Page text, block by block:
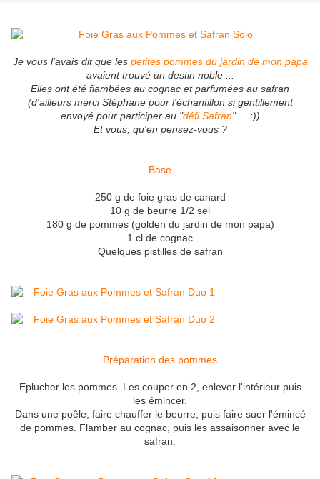
Je vous l'avais dit que les petites pommes du jardin de mon papa
avaient trouvé un destin noble ...
Elles ont été flambées au cognac et parfumées au safran
(d'ailleurs merci Stéphane pour l'échantillon si gentillement
envoyé pour participer au "défi Safran" ... :))
Et vous, qu'en pensez-vous ?
Base
250 g de foie gras de canard
10 g de beurre 1/2 sel
180 g de pommes (golden du jardin de mon papa)
1 cl de cognac
Quelques pistilles de safran
Préparation des pommes
Eplucher les pommes. Les couper en 2, enlever l'intérieur puis
les émincer.
Dans une poêle, faire chauffer le beurre, puis faire suer l'émincé
de pommes. Flamber au cognac, puis les assaisonner avec le
safran.